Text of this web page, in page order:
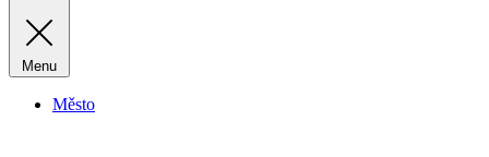
Menu
Město